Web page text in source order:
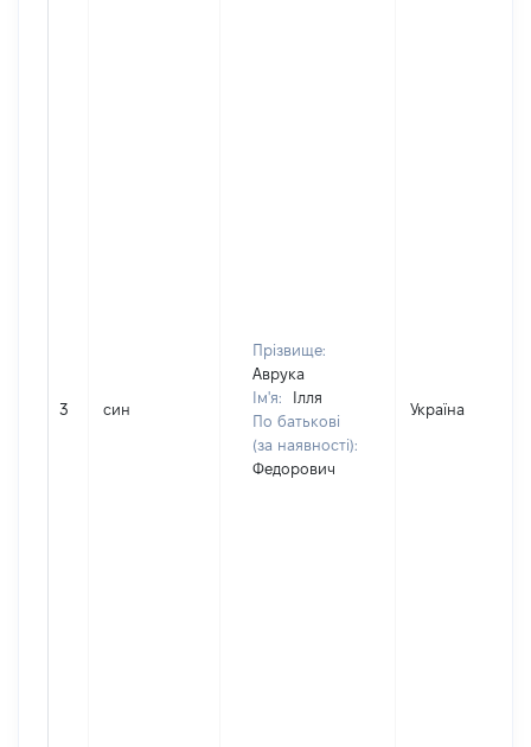
3 син
Прізвище:
Аврука
Ім'я:
Ілля
По батькові
(за наявності):
Федорович
Україна